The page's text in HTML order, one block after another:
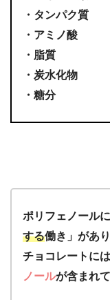
・タンパク質
・アミノ酸
・脂質
・炭水化物
・糖分
ポリフェノール
する働き」があり
チョコレートに
ノールが含まれ